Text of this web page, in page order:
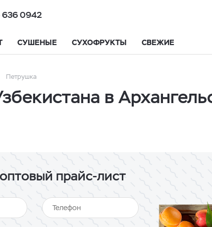
636 0942
СУШЕНЫЕ СУХОФРУКТЫ СВЕЖИЕ
Петрушка
в
прайс-лист